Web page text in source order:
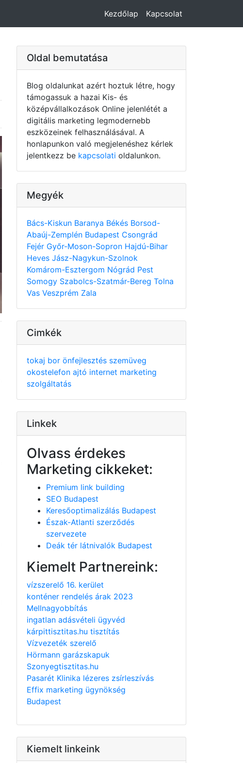
Kezdőlap Kapcsolat
Oldal bemutatása
Blog oldalunkat azért hoztuk létre, hogy
támogassuk a hazai Kis- és
középvállalkozások Online jelenlétét a
digitális marketing legmodernebb
eszközeinek felhasználásával. A
honlapunkon való megjelenéshez kérlek
jelentkezz be kapcsolati oldalunkon.
Megyék
Bács-Kiskun Baranya Békés Borsod-
Abaúj-Zemplén Budapest Csongrád
Fejér Győr-Moson-Sopron Hajdú-Bihar
Heves Jász-Nagykun-Szolnok
Komárom-Esztergom Nógrád Pest
Somogy Szabolcs-Szatmár-Bereg Tolna
Vas Veszprém Zala
Cimkék
tokaj bor önfejlesztés szemüveg
okostelefon ajtó internet marketing
szolgáltatás
Linkek
Olvass érdekes
Marketing cikkeket:
Premium link building
SEO Budapest
Keresőoptimalizálás Budapest
Észak-Atlanti szerződés
szervezete
Deák tér látnivalók Budapest
Kiemelt Partnereink:
vízszerelő 16. kerület
konténer rendelés árak 2023
Mellnagyobbítás
ingatlan adásvételi ügyvéd
kárpittisztitas.hu tisztítás
Vízvezeték szerelő
Hörmann garázskapuk
Szonyegtisztitas.hu
Pasarét Klinika lézeres zsírleszívás
Effix marketing ügynökség
Budapest
Kiemelt linkeink